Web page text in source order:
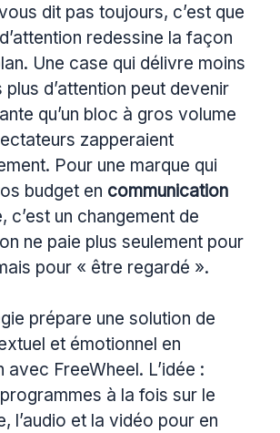
dit pas toujours, c’est que
redessine la façon
Une case qui délivre moins
plus d’attention peut devenir
qu’un bloc à gros volume
zapperaient
Pour une marque qui
budget en communication
c’est un changement de
ne paie plus seulement pour
pour « être regardé ».
prépare une solution de
et émotionnel en
FreeWheel. L’idée :
à la fois sur le
l’audio et la vidéo pour en